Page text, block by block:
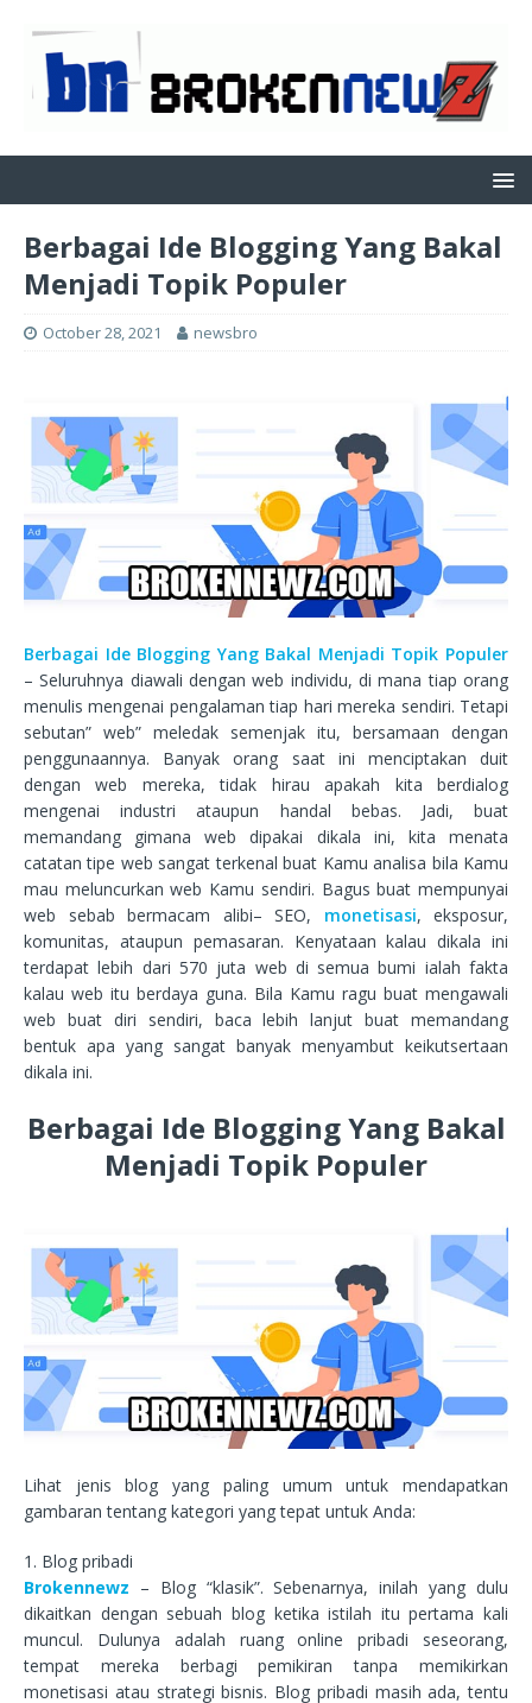
Berbagai Ide Blogging Yang Bakal
Menjadi Topik Populer
October 28, 2021 newsbro
Berbagai Ide Blogging Yang Bakal Menjadi Topik Populer
– Seluruhnya diawali dengan web individu, di mana tiap orang
menulis mengenai pengalaman tiap hari mereka sendiri. Tetapi
sebutan” web” meledak semenjak itu, bersamaan dengan
penggunaannya. Banyak orang saat ini menciptakan duit
dengan web mereka, tidak hirau apakah kita berdialog
mengenai industri ataupun handal bebas. Jadi, buat
memandang gimana web dipakai dikala ini, kita menata
catatan tipe web sangat terkenal buat Kamu analisa bila Kamu
mau meluncurkan web Kamu sendiri. Bagus buat mempunyai
web sebab bermacam alibi– SEO, monetisasi, eksposur,
komunitas, ataupun pemasaran. Kenyataan kalau dikala ini
terdapat lebih dari 570 juta web di semua bumi ialah fakta
kalau web itu berdaya guna. Bila Kamu ragu buat mengawali
web buat diri sendiri, baca lebih lanjut buat memandang
bentuk apa yang sangat banyak menyambut keikutsertaan
dikala ini.
Berbagai Ide Blogging Yang Bakal
Menjadi Topik Populer
Lihat jenis blog yang paling umum untuk mendapatkan
gambaran tentang kategori yang tepat untuk Anda:
1. Blog pribadi
Brokennewz – Blog “klasik”. Sebenarnya, inilah yang dulu
dikaitkan dengan sebuah blog ketika istilah itu pertama kali
muncul. Dulunya adalah ruang online pribadi seseorang,
tempat mereka berbagi pemikiran tanpa memikirkan
monetisasi atau strategi bisnis. Blog pribadi masih ada, tentu